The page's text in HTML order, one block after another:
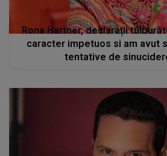
Rona Hartner, declarații
caracter impetuos si am avut
tentative de